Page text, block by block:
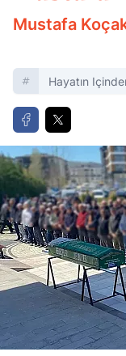
Mustafa
Hayatın